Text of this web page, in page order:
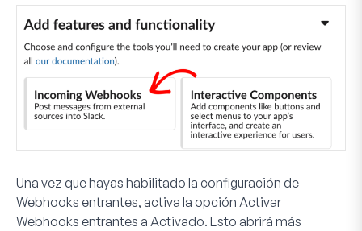
Una vez que hayas habilitado la configuración de
Webhooks entrantes, activa la opción Activar
Webhooks entrantes a Activado. Esto abrirá más